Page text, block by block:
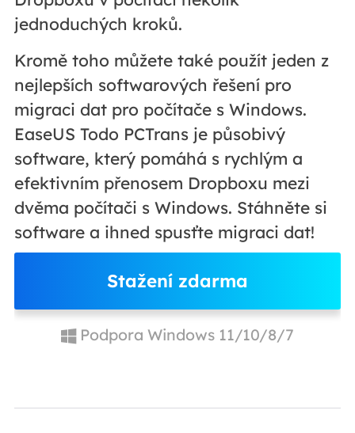
jednoduchých kroků.
Kromě toho můžete také použít jeden z
nejlepších softwarových řešení pro
migraci dat pro počítače s Windows.
EaseUS Todo PCTrans je působivý
software, který pomáhá s rychlým a
efektivním přenosem Dropboxu mezi
dvěma počítači s Windows. Stáhněte si
software a ihned spusťte migraci dat!
Stažení zdarma
Podpora Windows 11/10/8/7